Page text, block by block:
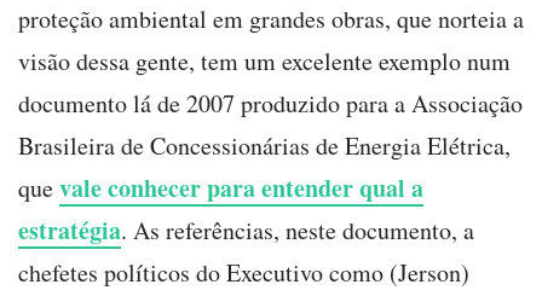
proteção ambiental em grandes obras, que norteia a
visão dessa gente, tem um excelente exemplo num
documento lá de 2007 produzido para a Associação
Brasileira de Concessionárias de Energia Elétrica,
quevale conhecer para entender qual a
estratégia. As referências, neste documento, a
chefetes políticos do Executivo como (Jerson)